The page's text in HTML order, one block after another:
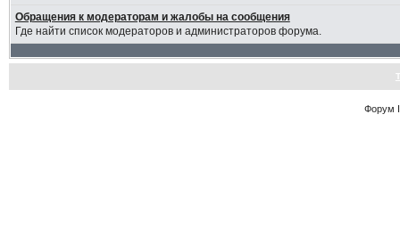
Обращения к модераторам и жалобы на сообщения
Где найти список модераторов и администраторов форума.
Форум